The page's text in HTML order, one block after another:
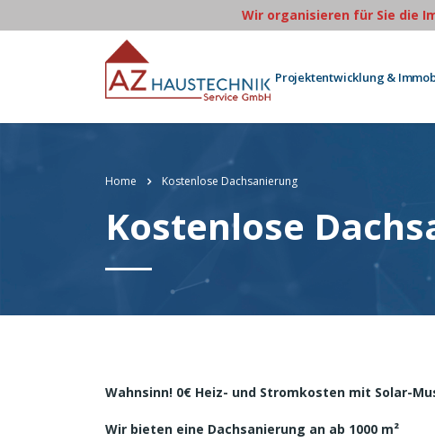
Wir organisieren für Sie die
Projektentwicklung &
Home Kostenlose Dachsanierung
Kostenlose
Wahnsinn! 0€ Heiz- und Stromkosten mit Solar-
Wir bieten eine Dachsanierung an ab 1000 m²